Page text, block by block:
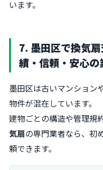
います。
7. 墨田区で換気
績・信頼・安心の
墨田区は古いマンション
物件が混在しています。
建物ごとの構造や管理規
気扇の専門業者なら、初
頼できます。